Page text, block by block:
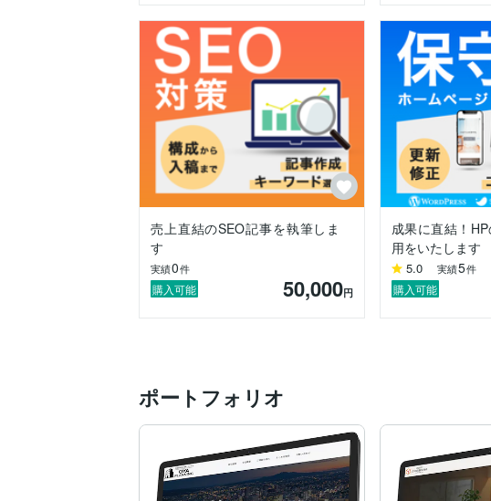
■ 英語留学・世界一周経験
フィリピンへの英語留学、世界一周を経験。
20カ国30都市以上を旅した海外経験があります。
フットワークと対応性は自他ともに定評があります。
【実績】
■ ネットショップ事業
・Amazonベストセラー1位
・フリーマガジンのPoco'ceにてベストバイ受賞
【受賞】
埼玉を代表する企業100選（2026年）に選出
売上・利益重視の経営者目線を大切に、
頼れるビジネスパートナーとして伴走をお約束します。
【可能な業務】
・ホームページ、LP制作（WordPress／STUDIO／
・ECサイトの制作、集客支援
・SEO、MEO対策
・SNS広告運用
お気軽にご相談ください。
売上直結のSEO記事を執筆しま
す
実績0件
購入可能 50,000円
成果に直結！
用をいたします
5.0 実績5件
購入可能
ポートフォリオ